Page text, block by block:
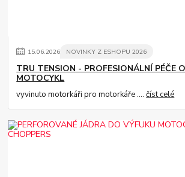
15.06.2026 NOVINKY Z ESHOPU 2026
TRU TENSION - PROFESIONÁLNÍ PÉČE
MOTOCYKL
vyvinuto motorkáři pro motorkáře ....číst celé